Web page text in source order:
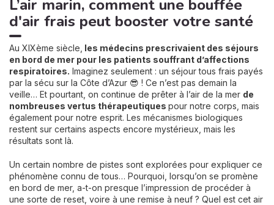
L’air marin, comment une bouffée
d'air frais peut booster votre santé
Au XIXème siècle, les médecins prescrivaient des séjours
en bord de mer pour les patients souffrant d’affections
respiratoires. Imaginez seulement : un séjour tous frais payés
par la sécu sur la Côte d’Azur 😎 ! Ce n’est pas demain la
veille… Et pourtant, on continue de prêter à l’air de la mer de
nombreuses vertus thérapeutiques pour notre corps, mais
également pour notre esprit. Les mécanismes biologiques
restent sur certains aspects encore mystérieux, mais les
résultats sont là.
Un certain nombre de pistes sont explorées pour expliquer ce
phénomène connu de tous… Pourquoi, lorsqu’on se promène
en bord de mer, a-t-on presque l’impression de procéder à
une sorte de reset, voire à une remise à neuf ? Quel est cet air